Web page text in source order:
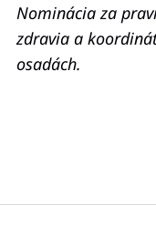
Nominácia za
zdravia a
osadách.